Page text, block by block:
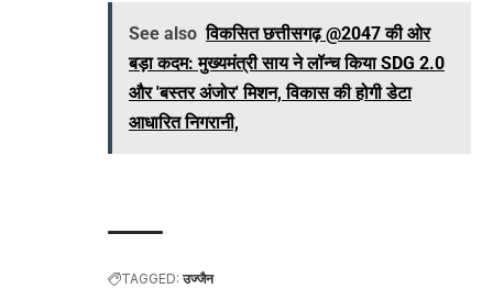
See also विकसित छत्तीसगढ़ @2047 की ओर
बड़ा कदम: मुख्यमंत्री साय ने लॉन्च किया SDG 2.0
और 'बस्तर अंजोर' मिशन, विकास की होगी डेटा
आधारित निगरानी,
TAGGED: उज्जैन